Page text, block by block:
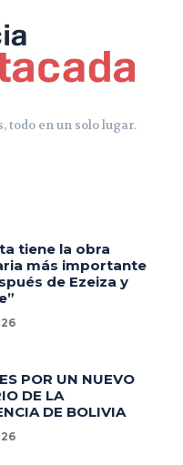
todo en un solo lugar.
tiene la obra
más importante
de Ezeiza y
POR UN NUEVO
DE LA
DE BOLIVIA